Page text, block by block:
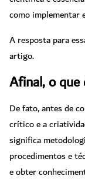
como implementar
A resposta para
artigo.
Afinal, o
De fato, antes de
crítico e a
significa
procedimentos e
e obter